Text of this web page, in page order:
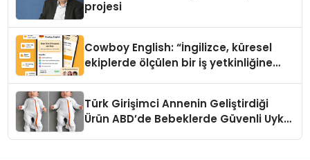
projesi
Cowboy English: “İngilizce, küresel
ekiplerde ölçülen bir iş yetkinliğine
Türk Girişimci Annenin Geliştirdiği
Ürün ABD’de Bebeklerde Güvenli Uyku